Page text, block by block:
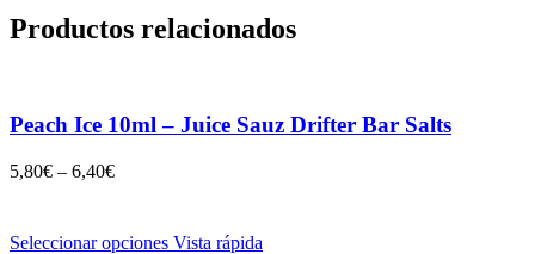
Productos relacionados
Peach Ice 10ml – Juice Sauz Drifter Bar Salts
5,80€ – 6,40€
Seleccionar opciones Vista rápida